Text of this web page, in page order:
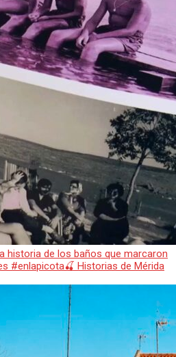
historia de los baños que marcaron
#enlapicota🍒 Historias de Mérida